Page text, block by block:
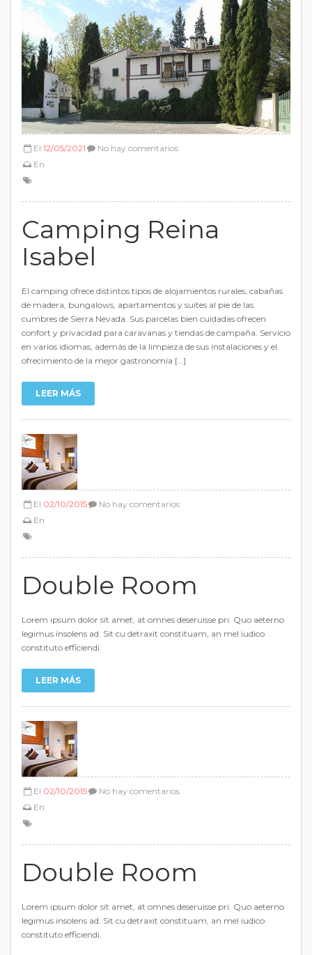
El 12/05/2021
En
No hay comentarios
Camping Reina
Isabel
El camping ofrece distintos tipos de alojamientos rurales, cabañas
de madera, bungalows, apartamentos y suites al pie de las
cumbres de Sierra Nevada. Sus parcelas bien cuidadas ofrecen
confort y privacidad para caravanas y tiendas de campaña. Servicio
en varios idiomas, además de la limpieza de sus instalaciones y el
ofrecimiento de la mejor gastronomía […]
LEER MÁS
El 02/10/2015
En
No hay comentarios
Double Room
Lorem ipsum dolor sit amet, at omnes deseruisse pri. Quo aeterno
legimus insolens ad. Sit cu detraxit constituam, an mel iudico
constituto efficiendi.
LEER MÁS
El 02/10/2015
En
No hay comentarios
Double Room
Lorem ipsum dolor sit amet, at omnes deseruisse pri. Quo aeterno
legimus insolens ad. Sit cu detraxit constituam, an mel iudico
constituto efficiendi.